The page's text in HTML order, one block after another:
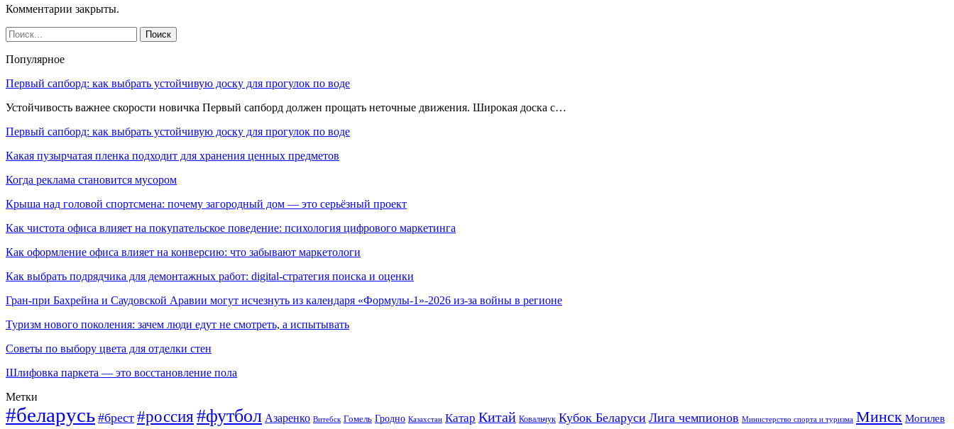
Комментарии закрыты.
Популярное
Первый сапборд: как выбрать устойчивую доску для прогулок по воде
Устойчивость важнее скорости новичка Первый сапборд должен прощать неточные движения. Широкая доска с…
Первый сапборд: как выбрать устойчивую доску для прогулок по воде
Какая пузырчатая пленка подходит для хранения ценных предметов
Когда реклама становится мусором
Крыша над головой спортсмена: почему загородный дом — это серьёзный проект
Как чистота офиса влияет на покупательское поведение: психология цифрового маркетинга
Как оформление офиса влияет на конверсию: что забывают маркетологи
Как выбрать подрядчика для демонтажных работ: digital-стратегия поиска и оценки
Гран-при Бахрейна и Саудовской Аравии могут исчезнуть из календаря «Формулы-1»-2026 из-за войны в регионе
Туризм нового поколения: зачем люди едут не смотреть, а испытывать
Советы по выбору цвета для отделки стен
Шлифовка паркета — это восстановление пола
Метки
#беларусь #брест #россия#футбол Азаренко Витебск Гомель Гродно Казахстан Катар Китай Ковальчук Кубок Беларуси Лига чемпионов Министерство спорта и туризма Минск Могилев